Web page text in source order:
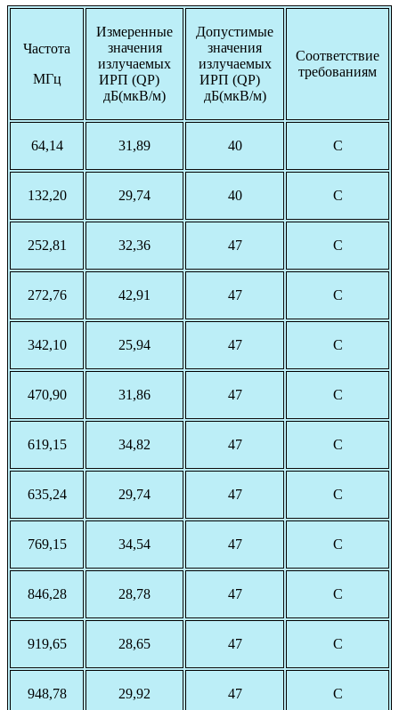
Частота
МГц
Измеренные
значения
излучаемых
ИРП (QP)
дБ(мкВ/м)
Допустимые
значения
излучаемых
ИРП (QP)
дБ(мкВ/м)
Соответствие
требованиям
64,14 31,89 40 С
132,20 29,74 40 С
252,81 32,36 47 С
272,76 42,91 47 С
342,10 25,94 47 С
470,90 31,86 47 С
619,15 34,82 47 С
635,24 29,74 47 С
769,15 34,54 47 С
846,28 28,78 47 С
919,65 28,65 47 С
948,78 29,92 47 С